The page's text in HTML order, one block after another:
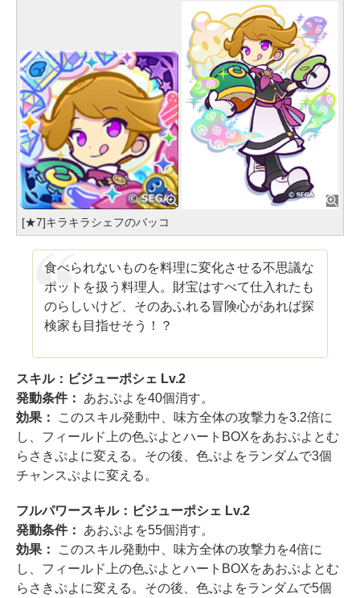
[★7]キラキラシェフのバッコ
食べられないものを料理に変化させる不思議な
ポットを扱う料理人。財宝はすべて仕入れたも
のらしいけど、そのあふれる冒険心があれば探
検家も目指せそう！？
スキル：ビジューポシェ Lv.2
発動条件： あおぷよを40個消す。
効果：
このスキル発動中、味方全体の攻撃力を3.2倍に
し、フィールド上の色ぷよとハートBOXをあおぷよとむ
らさきぷよに変える。その後、色ぷよをランダムで3個
チャンスぷよに変える。
フルパワースキル：ビジューポシェ Lv.2
発動条件： あおぷよを55個消す。
効果：
このスキル発動中、味方全体の攻撃力を4倍に
し、フィールド上の色ぷよとハートBOXをあおぷよとむ
らさきぷよに変える。その後、色ぷよをランダムで5個